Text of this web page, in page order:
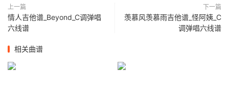
上一篇
情人吉他谱_Beyond_C调弹唱
六线谱
下一篇
羡慕风羡慕雨吉他谱_怪阿姨_C
调弹唱六线谱
相关曲谱